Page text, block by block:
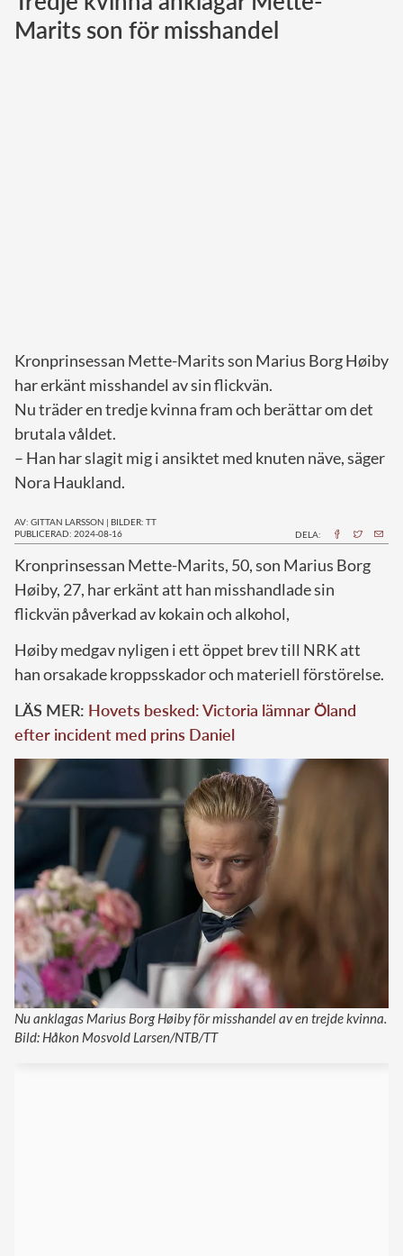
Norska kungahuset
Marits son för misshandel
Kronprinsessan Mette-Marits son Marius Borg Høiby
har erkänt misshandel av sin flickvän.
Nu träder en tredje kvinna fram och berättar om det
brutala våldet.
– Han har slagit mig i ansiktet med knuten näve, säger
Nora Haukland.
AV: GITTAN LARSSON | BILDER: TT
PUBLICERAD: 2024-08-16
DELA:
Kronprinsessan Mette-Marits, 50, son Marius Borg
Høiby, 27, har erkänt att han misshandlade sin
flickvän påverkad av kokain och alkohol,
Høiby medgav nyligen i ett öppet brev till NRK att
han orsakade kroppsskador och materiell förstörelse.
LÄS MER: Hovets besked: Victoria lämnar Öland
efter incident med prins Daniel
Nu anklagas Marius Borg Høiby för misshandel av en trejde kvinna.
Bild: Håkon Mosvold Larsen/NTB/TT